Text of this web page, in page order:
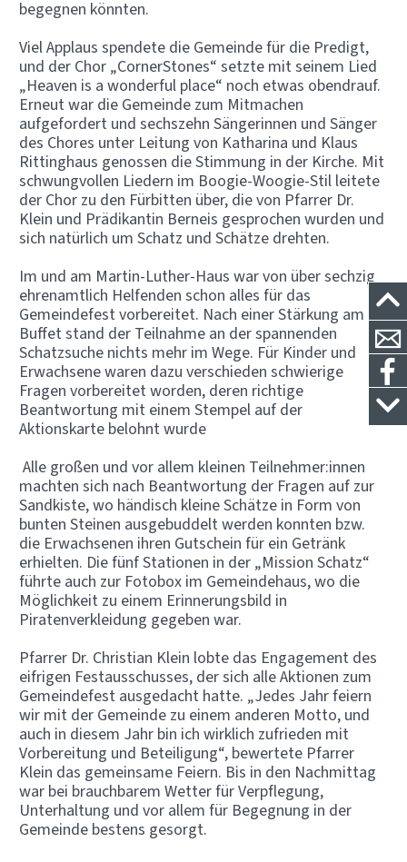
begegnen könnten.
Viel Applaus spendete die Gemeinde für die Predigt,
und der Chor „CornerStones“ setzte mit seinem Lied
„Heaven is a wonderful place“ noch etwas obendrauf.
Erneut war die Gemeinde zum Mitmachen
aufgefordert und sechszehn Sängerinnen und Sänger
des Chores unter Leitung von Katharina und Klaus
Rittinghaus genossen die Stimmung in der Kirche. Mit
schwungvollen Liedern im Boogie-Woogie-Stil leitete
der Chor zu den Fürbitten über, die von Pfarrer Dr.
Klein und Prädikantin Berneis gesprochen wurden und
sich natürlich um Schatz und Schätze drehten.
Im und am Martin-Luther-Haus war von über sechzig
ehrenamtlich Helfenden schon alles für das
Gemeindefest vorbereitet. Nach einer Stärkung am
Buffet stand der Teilnahme an der spannenden
Schatzsuche nichts mehr im Wege. Für Kinder und
Erwachsene waren dazu verschieden schwierige
Fragen vorbereitet worden, deren richtige
Beantwortung mit einem Stempel auf der
Aktionskarte belohnt wurde
Alle großen und vor allem kleinen Teilnehmer:innen
machten sich nach Beantwortung der Fragen auf zur
Sandkiste, wo händisch kleine Schätze in Form von
bunten Steinen ausgebuddelt werden konnten bzw.
die Erwachsenen ihren Gutschein für ein Getränk
erhielten. Die fünf Stationen in der „Mission Schatz“
führte auch zur Fotobox im Gemeindehaus, wo die
Möglichkeit zu einem Erinnerungsbild in
Piratenverkleidung gegeben war.
Pfarrer Dr. Christian Klein lobte das Engagement des
eifrigen Festausschusses, der sich alle Aktionen zum
Gemeindefest ausgedacht hatte. „Jedes Jahr feiern
wir mit der Gemeinde zu einem anderen Motto, und
auch in diesem Jahr bin ich wirklich zufrieden mit
Vorbereitung und Beteiligung“, bewertete Pfarrer
Klein das gemeinsame Feiern. Bis in den Nachmittag
war bei brauchbarem Wetter für Verpflegung,
Unterhaltung und vor allem für Begegnung in der
Gemeinde bestens gesorgt.